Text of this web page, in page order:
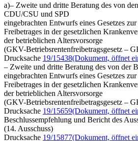
a)– Zweite und dritte Beratung des von
CDU/CSU und SPD
eingebrachten Entwurfs eines Gesetzes
Freibetrages in der gesetzlichen
der betrieblichen Altersvorsorge
(GKV-Betriebsrentenfreibetragsgesetz –
Drucksache 19/15438(Dokument, öffnet
– Zweite und dritte Beratung des von der
eingebrachten Entwurfs eines Gesetzes
Freibetrages in der gesetzlichen
der betrieblichen Altersvorsorge
(GKV-Betriebsrentenfreibetragsgesetz –
Drucksache 19/15659(Dokument, öffnet
Beschlussempfehlung und Bericht des
(14. Ausschuss)
Drucksache 19/15877(Dokument, öffnet